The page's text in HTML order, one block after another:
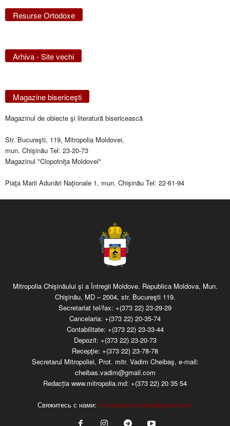
Resurse Ortodoxe
Arhiva - Site vechi
Magazine bisericeşti
Magazinul de obiecte şi literatură bisericească
Str. Bucureşti, 119, Mitropolia Moldovei,
mun. Chişinău Tel: 23-20-73
Magazinul "Clopotniţa Moldovei"
Piaţa Marii Adunări Naţionale 1, mun. Chişinău Tel: 22-61-94
Mitropolia Chişinăului şi a Întregii Moldove. Republica Moldova, Mun.
Chişinău, MD – 2004, str. Bucureşti 119.
Secretariat tel/fax: +(373 22) 23-29-29
Cancelaria: +(373 22) 20-35-74
Contabilitate: +(373 22) 23-33-44
Depozit: +(373 22) 23-20-73
Recepţie: +(373 22) 23-78-78
Secretarul Mitropoliei, Prot. mitr. Vadim Cheibaş, e-mail:
cheibas.vadim@gmail.com
Redacția www.mitropolia.md: +(373 22) 20 35 54
Свяжитесь с нами: mitropoliamd.press@gmail.com